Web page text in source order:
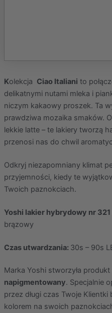
Kolekcja Ciao Italiani to
delikatnymi nutami mleka i
niczym kakaowy proszek. Ta
prawdziwa mozaika smaków.
lekkie latte – te lakiery tworzą
przenosi nas do chwil
Odkryj niezapomniany klimat
przyjemności, kiedy te
Twoich paznokciach.
Yoshi lakier hybrydowy nr
brązowy
Czas utwardzania: 30s – 90s
Marka Yoshi stworzyła produkt
napigmentowany. Specjalnie
przez długi czas Twoje
kolorem na swoich